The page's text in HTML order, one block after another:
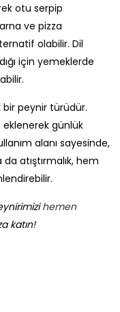
otu serpip
ve pizza
olabilir. Dil
için yemeklerde
bir peynir türüdür.
eklenerek günlük
alanı sayesinde,
atıştırmalık, hem
hemen
katın!